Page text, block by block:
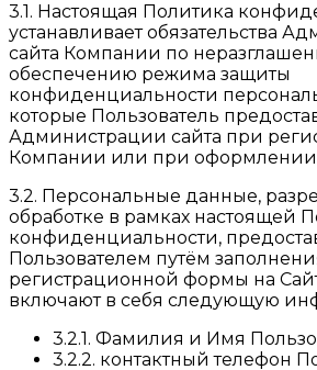
3.1. Настоящая Политика
устанавливает обязательства
сайта Компании по
обеспечению режима защиты
конфиденциальности
которые Пользователь
Администрации сайта при
Компании или при оформлении
3.2. Персональные данные,
обработке в рамках настоящей
конфиденциальности,
Пользователем путём
регистрационной формы на
включают в себя следующую
3.2.1. Фамилия и Имя
3.2.2. контактный телефон